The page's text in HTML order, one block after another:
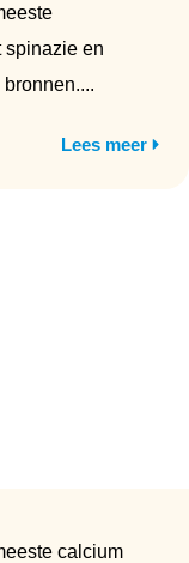
spinazie en
Lees meer
calcium